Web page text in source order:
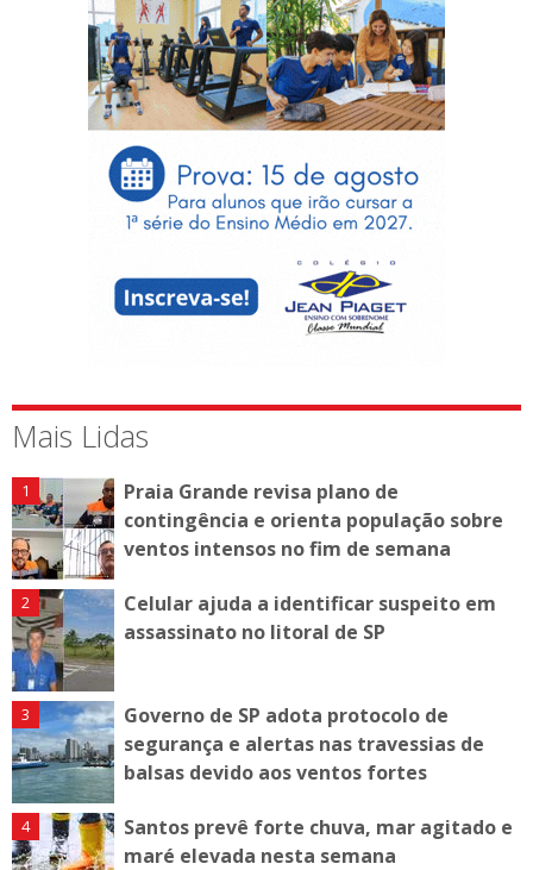
Mais Lidas
Praia Grande revisa plano de
contingência e orienta população sobre
ventos intensos no fim de semana
Celular ajuda a identificar suspeito em
assassinato no litoral de SP
Governo de SP adota protocolo de
segurança e alertas nas travessias de
balsas devido aos ventos fortes
Santos prevê forte chuva, mar agitado e
maré elevada nesta semana